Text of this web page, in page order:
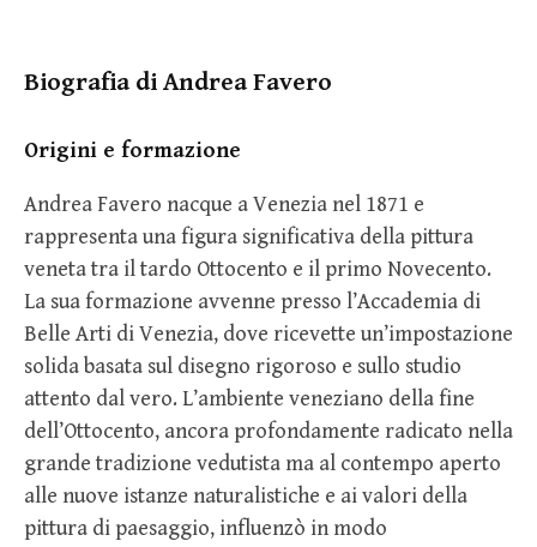
Biografia di Andrea Favero
Origini e formazione
Andrea Favero nacque a Venezia nel 1871 e
rappresenta una figura significativa della pittura
veneta tra il tardo Ottocento e il primo Novecento.
La sua formazione avvenne presso l’Accademia di
Belle Arti di Venezia, dove ricevette un’impostazione
solida basata sul disegno rigoroso e sullo studio
attento dal vero. L’ambiente veneziano della fine
dell’Ottocento, ancora profondamente radicato nella
grande tradizione vedutista ma al contempo aperto
alle nuove istanze naturalistiche e ai valori della
pittura di paesaggio, influenzò in modo